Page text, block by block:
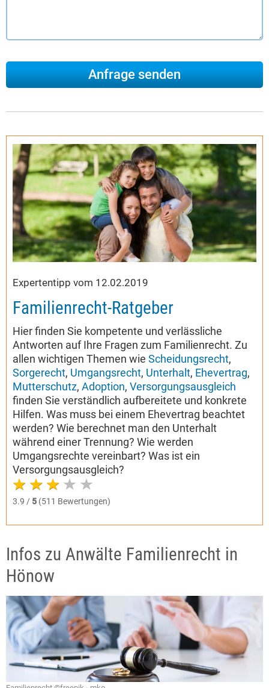
Expertentipp vom 12.02.2019
Familienrecht-Ratgeber
Hier finden Sie kompetente und verlässliche
Antworten auf Ihre Fragen zum Familienrecht. Zu
allen wichtigen Themen wie Scheidungsrecht,
Sorgerecht, Umgangsrecht, Unterhalt, Ehevertrag,
Mutterschutz, Adoption, Versorgungsausgleich
finden Sie verständlich aufbereitete und konkrete
Hilfen. Was muss bei einem Ehevertrag beachtet
werden? Wie berechnet man den Unterhalt
während einer Trennung? Wie werden
Umgangsrechte vereinbart? Was ist ein
Versorgungsausgleich?
3.9 / 5 (511 Bewertungen)
Infos zu Anwälte Familienrecht in
Hönow